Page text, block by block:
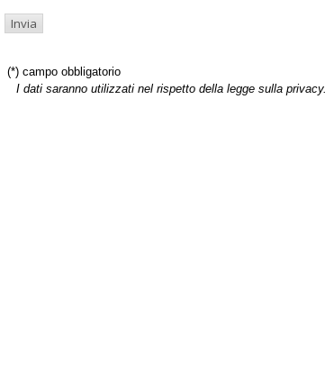
(*) campo obbligatorio
I dati saranno utilizzati nel rispetto della legge sulla privacy.